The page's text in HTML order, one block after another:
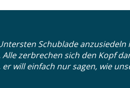
Schublade anzusiedeln
Alle zerbrechen sich den Kopf
will einfach nur sagen, wie